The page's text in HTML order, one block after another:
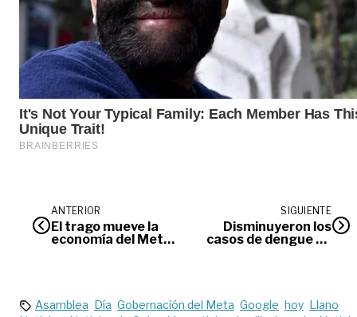
ANTERIOR
El trago mueve la
economía del Meta
SIGUIENTE
Disminuyeron los
casos de dengue en
Asamblea Día Gobernación del Meta Google hoy Llano